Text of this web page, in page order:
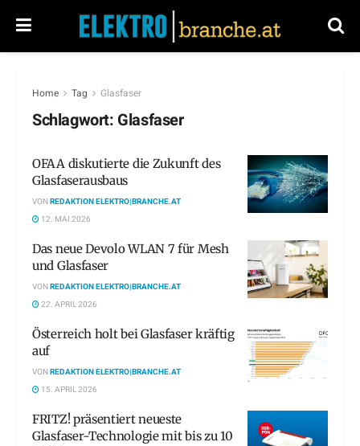
Home Tag Glasfaser
Schlagwort: Glasfaser
OFAA diskutierte die Zukunft des
Glasfaserausbaus
VONREDAKTION ELEKTRO|BRANCHE.AT
12. MAI 2026
Das neue Devolo WLAN 7 für Mesh
und Glasfaser
VONREDAKTION ELEKTRO|BRANCHE.AT
22. APRIL 2026
Österreich holt bei Glasfaser kräftig
auf
VONREDAKTION ELEKTRO|BRANCHE.AT
15. APRIL 2026
FRITZ! präsentiert neueste
Glasfaser-Technologie mit bis zu 10